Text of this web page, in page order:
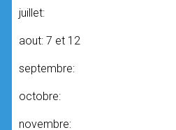
juillet:
aout: 7 et 12
septembre:
octobre:
novembre: